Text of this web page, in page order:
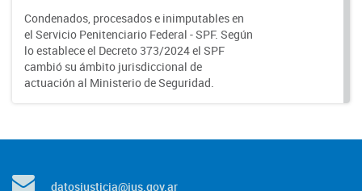
Condenados, procesados e inimputables en
el Servicio Penitenciario Federal - SPF. Según
lo establece el Decreto 373/2024 el SPF
cambió su ámbito jurisdiccional de
actuación al Ministerio de Seguridad.
datosjusticia@jus.gov.ar